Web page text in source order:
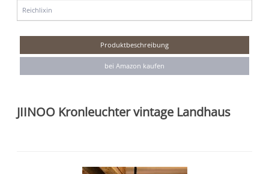
Reichlixin
Produktbeschreibung
bei Amazon kaufen
JIINOO Kronleuchter vintage Landhaus